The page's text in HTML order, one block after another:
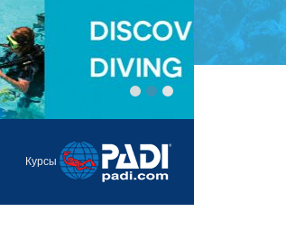
Курсы